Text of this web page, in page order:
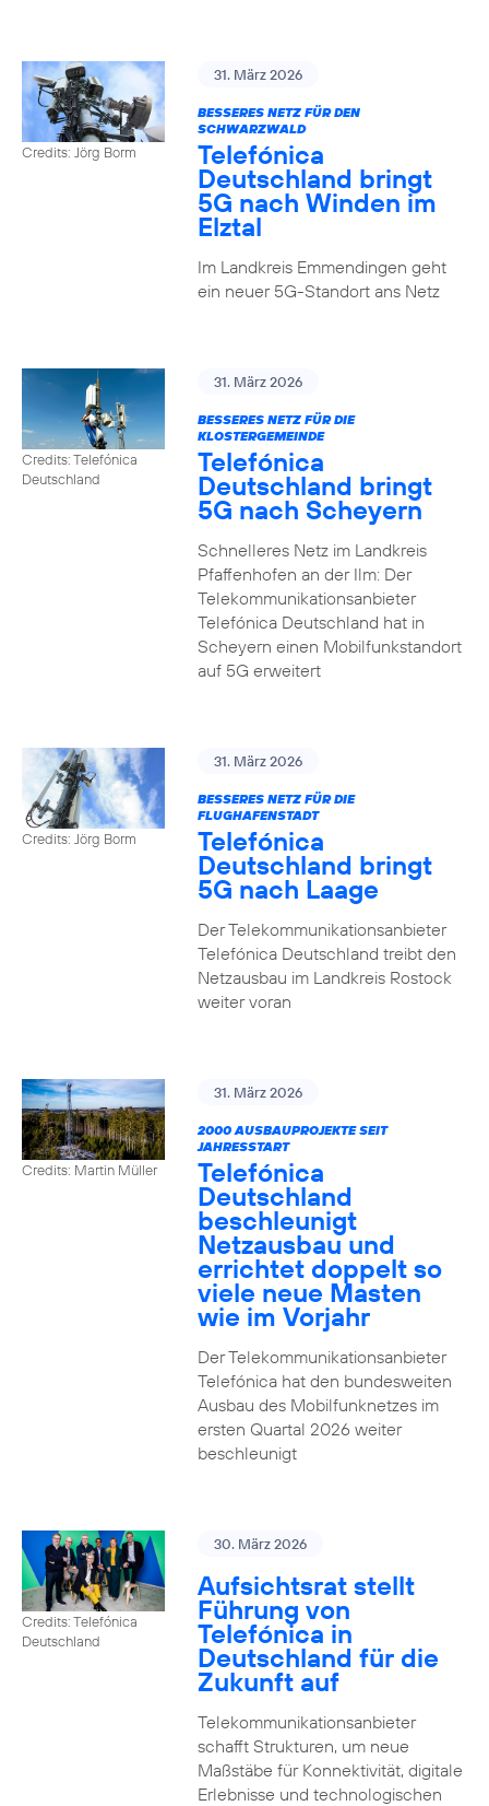
Credits: Jörg Borm
31. März 2026
BESSERES NETZ FÜR DEN
SCHWARZWALD
Telefónica
Deutschland bringt
5G nach Winden im
Elztal
Im Landkreis Emmendingen geht
ein neuer 5G-Standort ans Netz
Credits: Telefónica
Deutschland
31. März 2026
BESSERES NETZ FÜR DIE
KLOSTERGEMEINDE
Telefónica
Deutschland bringt
5G nach Scheyern
Schnelleres Netz im Landkreis
Pfaffenhofen an der Ilm: Der
Telekommunikationsanbieter
Telefónica Deutschland hat in
Scheyern einen Mobilfunkstandort
auf 5G erweitert
Credits: Jörg Borm
31. März 2026
BESSERES NETZ FÜR DIE
FLUGHAFENSTADT
Telefónica
Deutschland bringt
5G nach Laage
Der Telekommunikationsanbieter
Telefónica Deutschland treibt den
Netzausbau im Landkreis Rostock
weiter voran
Credits: Martin Müller
31. März 2026
2000 AUSBAUPROJEKTE SEIT
JAHRESSTART
Telefónica
Deutschland
beschleunigt
Netzausbau und
errichtet doppelt so
viele neue Masten
wie im Vorjahr
Der Telekommunikationsanbieter
Telefónica hat den bundesweiten
Ausbau des Mobilfunknetzes im
ersten Quartal 2026 weiter
beschleunigt
Credits: Telefónica
Deutschland
30. März 2026
Aufsichtsrat stellt
Führung von
Telefónica in
Deutschland für die
Zukunft auf
Telekommunikationsanbieter
schafft Strukturen, um neue
Maßstäbe für Konnektivität, digitale
Erlebnisse und technologischen